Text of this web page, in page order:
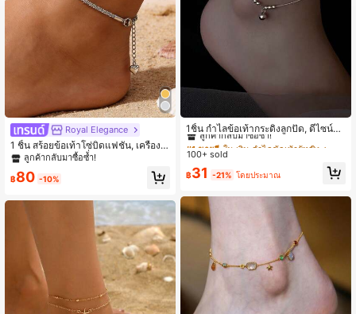
Royal Elegance
1 ชิ้น สร้อยข้อเท้าโซ่บิดแฟชั่น, เครื่องป
ระดับสแตนเลส, เครื่องประดับสีเงิน, เห
หาด, สวมใส่ประจำวัน, ของขวัญสำหรั
นหยุด
ลูกค้ากลับมาซื้อซ้ำ!
฿80 -10%
1ชิ้น กำไลข้อเท้ากระดิ่งลูกปัด, ดีไซน์มิ
นิมอลหรูหรา, ใช้งานได้หลากหลายสำห
รับใส่ในชีวิตประจำวัน, เดินทาง, ออกเด
นและเซ็กซี่
#1 ขายดี
ใน เงิน กำไลข้อเท้าผู้หญิง
ลูกค้ากลับมาซื้อซ้ำ!
#1 ขายดี ใน เงิน กำไลข้อเท้าผู้หญิง
ลูกค้ากลับมาซื้อซ้ำ!
#1 ขายดี ใน เงิน กำไลข้อเท้าผู้หญิง
ลูกค้ากลับมาซื้อซ้ำ!
#1 ขายดี ใน เงิน กำไลข้อเท้าผู้หญิง
100+ sold
฿31 -21% โดยประมาณ